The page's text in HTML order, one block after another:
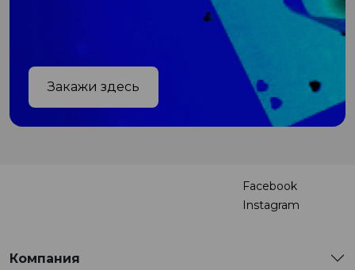
Закажи здесь
Facebook
Instagram
Компания